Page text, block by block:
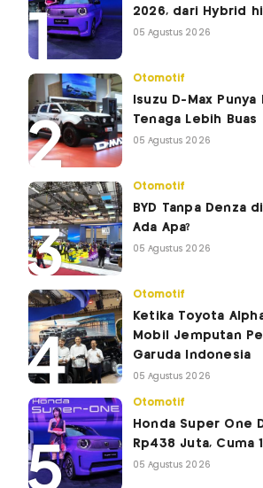
2026, dari Hybrid
05 Agustus 2026
Otomotif
Isuzu D-Max Punya
Tenaga Lebih Buas
05 Agustus 2026
Otomotif
BYD Tanpa Denza
Ada Apa?
05 Agustus 2026
Otomotif
Ketika Toyota
Mobil Jemputan
Garuda Indonesia
05 Agustus 2026
Otomotif
Honda Super One
Rp438 Juta, Cuma
05 Agustus 2026